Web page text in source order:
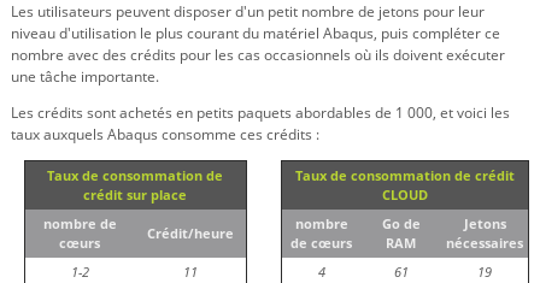
Les utilisateurs peuvent disposer d'un petit nombre de jetons pour leur
niveau d'utilisation le plus courant du matériel Abaqus, puis compléter ce
nombre avec des crédits pour les cas occasionnels où ils doivent exécuter
une tâche importante.
Les crédits sont achetés en petits paquets abordables de 1 000, et voici les
taux auxquels Abaqus consomme ces crédits :
Taux de consommation de
crédit sur place
nombre de
cœurs
Crédit/heure
1-2
11
Taux de consommation de crédit
CLOUD
nombre
de cœurs
Go de
RAM
Jetons
nécessaires
4
61
19